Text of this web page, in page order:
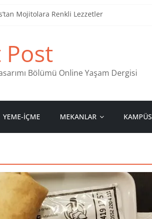
Mojitolara Renkli Lezzetler
Stamps in Ankara
Bölümü Online Yaşam Dergisi
YEME-İÇME MEKANLAR KAMPÜS